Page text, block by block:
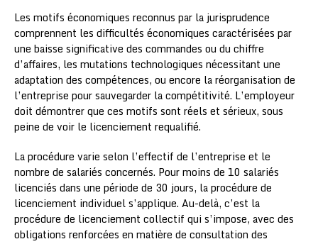
Les motifs économiques reconnus par la jurisprudence
comprennent les difficultés économiques caractérisées par
une baisse significative des commandes ou du chiffre
d’affaires, les mutations technologiques nécessitant une
adaptation des compétences, ou encore la réorganisation de
l’entreprise pour sauvegarder la compétitivité. L’employeur
doit démontrer que ces motifs sont réels et sérieux, sous
peine de voir le licenciement requalifié.
La procédure varie selon l’effectif de l’entreprise et le
nombre de salariés concernés. Pour moins de 10 salariés
licenciés dans une période de 30 jours, la procédure de
licenciement individuel s’applique. Au-delà, c’est la
procédure de licenciement collectif qui s’impose, avec des
obligations renforcées en matière de consultation des